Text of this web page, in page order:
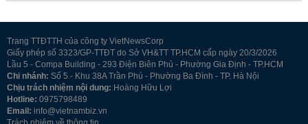
Trang TTĐTTH của công ty VietNewsCorp
Giấy phép số 3323/GP-TTĐT do Sở VH&TT TP.HCM cấp ngày 20/3/2026
Lầu 5 - Compa Building - 293 Điện Biên Phủ - Phường Gia Định - TP.HCM
Chi nhánh: Số 5 - Khu 38A Trần Phú - Phường Ba Đình - TP. Hà Nội
Chịu trách nhiệm nội dung: Hoàng Hữu Lợi
Hotline: 0975798489
Email: info@vietnambiz.vn